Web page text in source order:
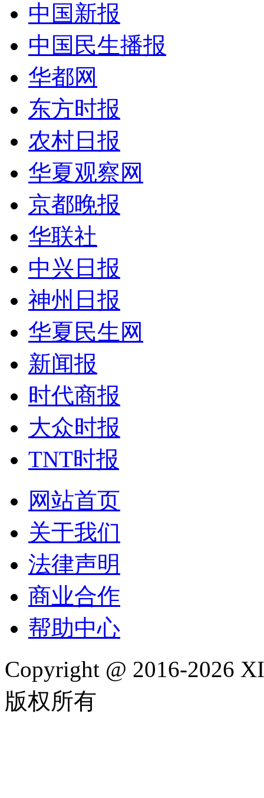
中国新报
中国民生播报
华都网
东方时报
农村日报
华夏观察网
京都晚报
华联社
中兴日报
神州日报
华夏民生网
新闻报
时代商报
大众时报
TNT时报
网站首页
关于我们
法律声明
商业合作
帮助中心
Copyright @ 2016-2026
版权所有